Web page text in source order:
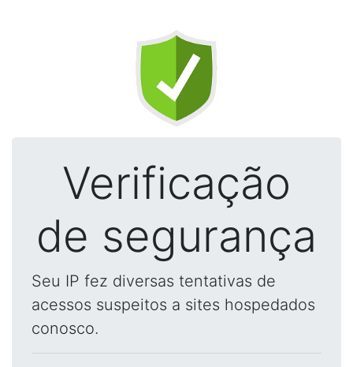
Verificação
de segurança
Seu IP fez diversas tentativas de
acessos suspeitos a sites hospedados
conosco.